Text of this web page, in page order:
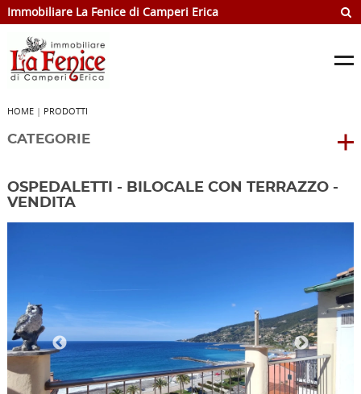
Immobiliare La Fenice di Camperi Erica
HOME| PRODOTTI
CATEGORIE
OSPEDALETTI - BILOCALE CON TERRAZZO -
VENDITA